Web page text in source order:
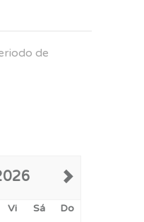
de
Vi Sá
Do